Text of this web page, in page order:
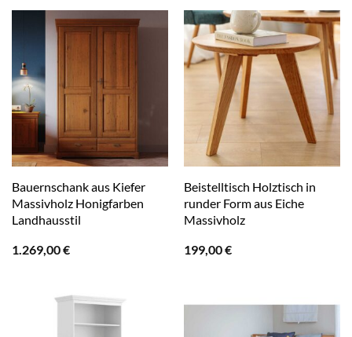
Bauernschank aus Kiefer
Massivholz Honigfarben
Landhausstil
1.269,00€
Beistelltisch Holztisch in
runder Form aus Eiche
Massivholz
199,00€